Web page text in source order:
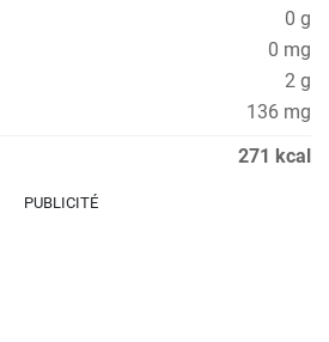
0 g
0 mg
2 g
136 mg
271 kcal
PUBLICITÉ